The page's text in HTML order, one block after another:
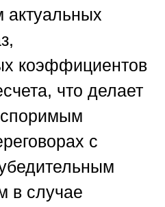
актуальных
коэффициентов
что делает
с
в случае